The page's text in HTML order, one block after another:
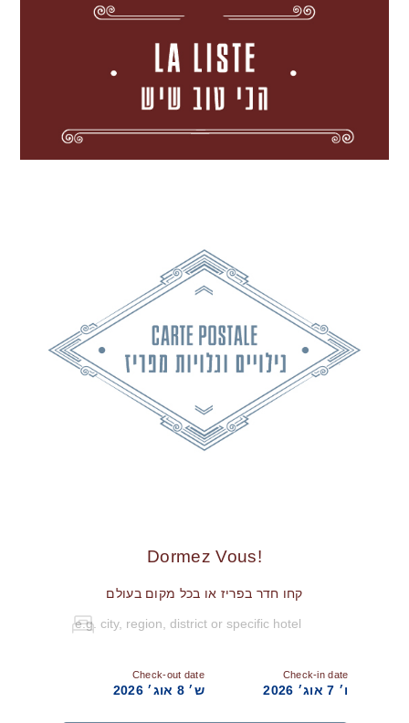
!Dormez Vous
קחו חדר בפריז או בכל מקום בעולם
Check-in date
ו׳ 7 אוג׳ 2026
Check-out date
ש׳ 8 אוג׳ 2026